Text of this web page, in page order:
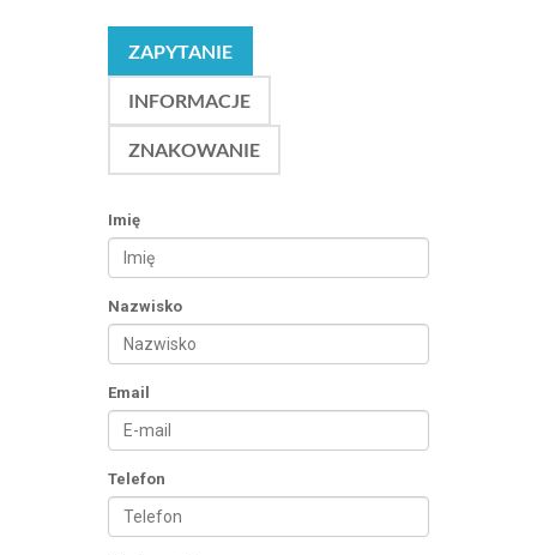
ZAPYTANIE
INFORMACJE
ZNAKOWANIE
Imię
Nazwisko
Email
Telefon